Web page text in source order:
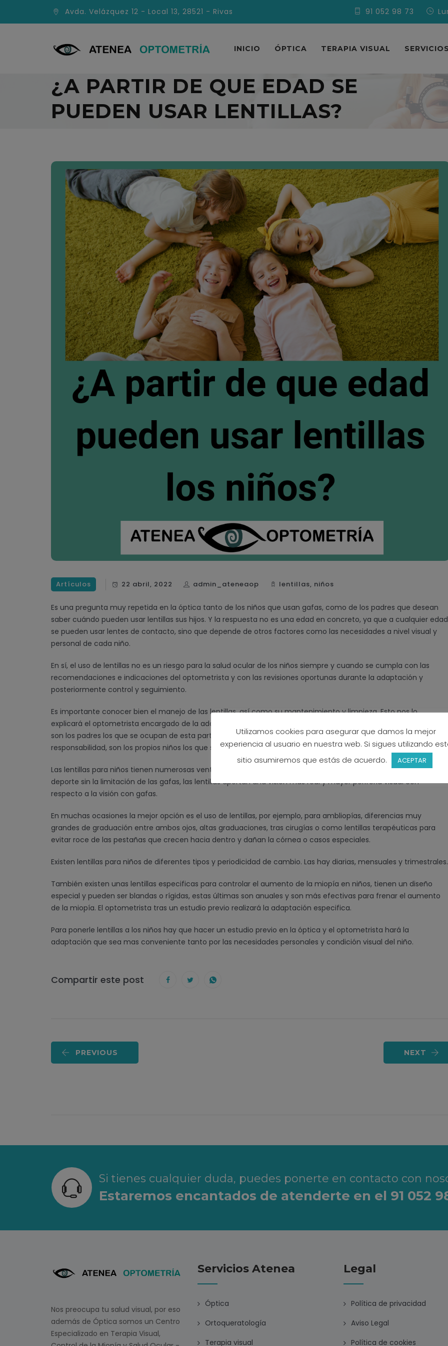
Avda. Velázquez 12 - Local 13, 28521 - Rivas 91 052 98 73
INICIO ÓPTICA TERAPIA VISUAL
¿A PARTIR DE QUE EDAD SE
PUEDEN USAR LENTILLAS?
Artículos 22 abril, 2022 admin_ateneaop lentillas, niños
Es una pregunta muy repetida en la óptica tanto de los niños que usan gafas, como de los padres que desean
saber cuándo pueden usar lentillas sus hijos. Y la respuesta no es una edad en concreto, ya que a cualquier edad
se pueden usar lentes de contacto, sino que depende de otros factores como las necesidades a nivel visual y
personal de cada niño.
En sí, el uso de lentillas no es un riesgo para la salud ocular de los niños siempre y cuando se cumpla con las
recomendaciones e indicaciones del optometrista y con las revisiones oportunas durante la adaptación y
posteriormente control y seguimiento.
Es importante conocer bien el manejo de las lentillas, así como su mantenimiento y limpieza. Esto nos lo
explicará el optometrista encargado de la adaptación de las lentillas en el niño. En caso de niños muy pequeños
son los padres los que se ocupan de esta parte y para niños a partir de 6 o 7 años, aunque esto depende de su
responsabilidad, son los propios niños los que se encargan, con supervisión, de estos aspectos.
Las lentillas para niños tienen numerosas ventajas, aportan mayor libertad de movimiento, les permite practicar
deporte sin la limitación de las gafas, las lentillas aportan una visión más real y mayor periferia visual con
respecto a la visión con gafas.
En muchas ocasiones la mejor opción es el uso de lentillas, por ejemplo, para ambliopías, diferencias muy
grandes de graduación entre ambos ojos, altas graduaciones, tras cirugías o como lentillas terapéuticas para
evitar roce de las pestañas que crecen hacia dentro y dañan la córnea o casos especiales.
Existen lentillas para niños de diferentes tipos y periodicidad de cambio. Las hay diarias, mensuales y trimestrales.
También existen unas lentillas especificas para controlar el aumento de la miopía en niños, tienen un diseño
especial y pueden ser blandas o rígidas, estas últimas son anuales y son más efectivas para frenar el aumento
de la miopía. El optometrista tras un estudio previo realizará la adaptación especifica.
Para ponerle lentillas a los niños hay que hacer un estudio previo en la óptica y el optometrista hará la
adaptación que sea mas conveniente tanto por las necesidades personales y condición visual del niño.
Compartir este post
PREVIOUS NEXT
Si tienes cualquier duda, puedes ponerte en contacto con
Estaremos encantados de atenderte en el 91 052
Nos preocupa tu salud visual, por eso
además de Óptica somos un Centro
Especializado en Terapia Visual,
Servicios Atenea
Óptica
Ortoqueratología
Terapia visual
Legal
Política de privacidad
Aviso Legal
Política de cookies
Utilizamos cookies para asegurar que damos la mejor
experiencia al usuario en nuestra web. Si sigues utilizando
sitio asumiremos que estás de acuerdo.
ACEPTAR